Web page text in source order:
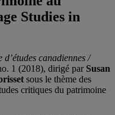
Studies in
d’études canadiennes /
1 (2018), dirigé par Susan
sous le thème des
critiques du patrimoine